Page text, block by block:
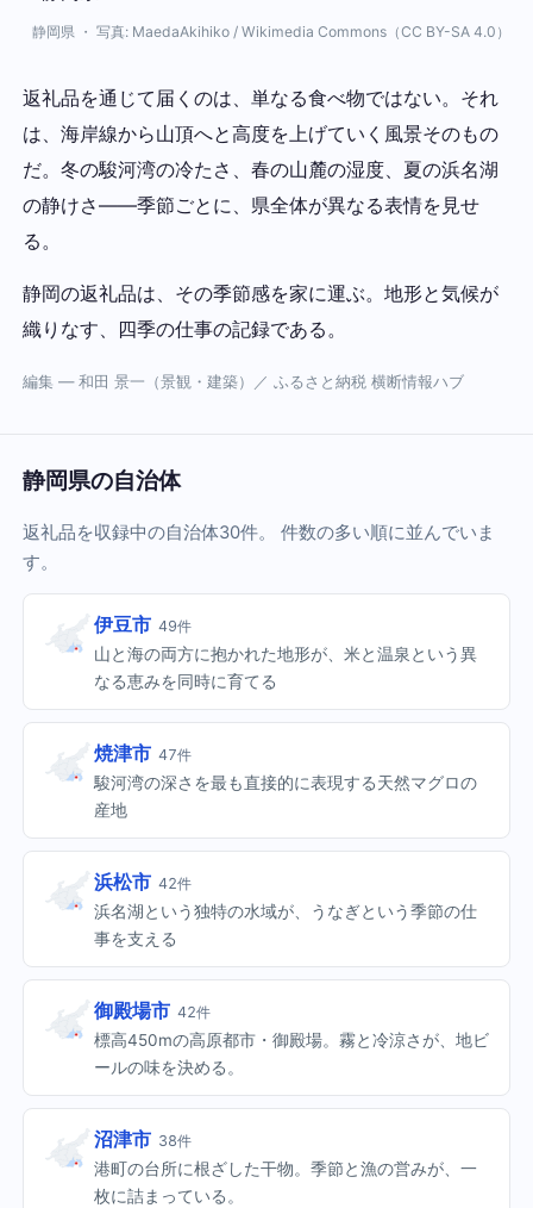
静岡県 ・ 写真: MaedaAkihiko / Wikimedia Commons（CC BY-SA 4.0）
返礼品を通じて届くのは、単なる食べ物ではない。それ
は、海岸線から山頂へと高度を上げていく風景そのもの
だ。冬の駿河湾の冷たさ、春の山麓の湿度、夏の浜名湖
の静けさ——季節ごとに、県全体が異なる表情を見せ
る。
静岡の返礼品は、その季節感を家に運ぶ。地形と気候が
織りなす、四季の仕事の記録である。
編集 — 和田 景一（景観・建築）／ ふるさと納税 横断情報ハブ
静岡県の自治体
返礼品を収録中の自治体30件。 件数の多い順に並んでいま
す。
伊豆市 49件
山と海の両方に抱かれた地形が、米と温泉という異
なる恵みを同時に育てる
焼津市 47件
駿河湾の深さを最も直接的に表現する天然マグロの
産地
浜松市 42件
浜名湖という独特の水域が、うなぎという季節の仕
事を支える
御殿場市 42件
標高450mの高原都市・御殿場。霧と冷涼さが、地ビ
ールの味を決める。
沼津市 38件
港町の台所に根ざした干物。季節と漁の営みが、一
枚に詰まっている。